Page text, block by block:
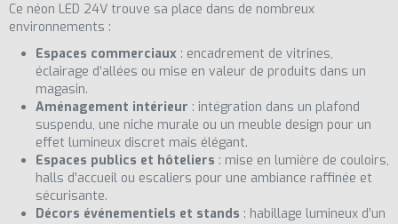
Ce néon LED 24V trouve sa place dans de nombreux
environnements :
Espaces commerciaux : encadrement de vitrines,
éclairage d’allées ou mise en valeur de produits dans un
magasin.
Aménagement intérieur : intégration dans un plafond
suspendu, une niche murale ou un meuble design pour un
effet lumineux discret mais élégant.
Espaces publics et hôteliers : mise en lumière de couloirs,
halls d’accueil ou escaliers pour une ambiance raffinée et
sécurisante.
Décors événementiels et stands : habillage lumineux d’un